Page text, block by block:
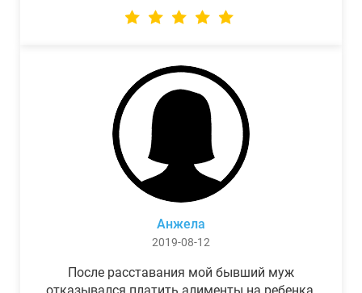
Анжела
2019-08-12
После расставания мой бывший муж